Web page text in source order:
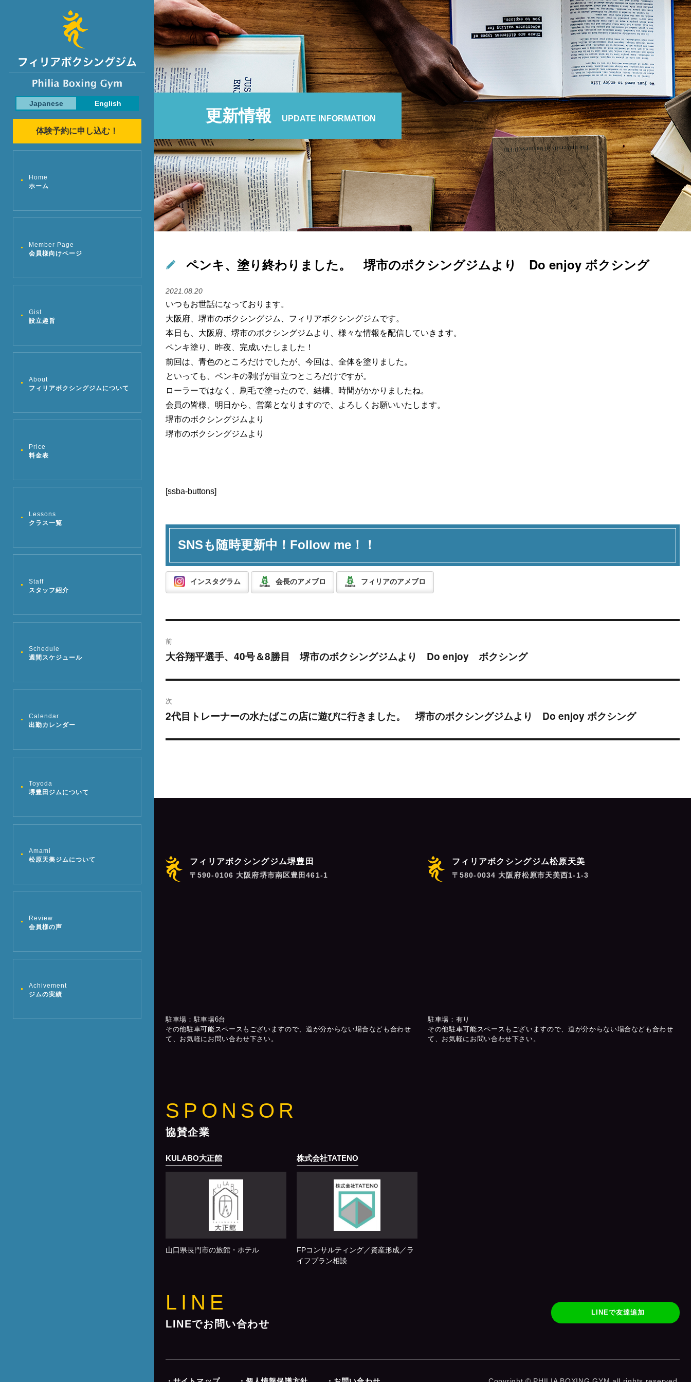
Japanese English
体験予約に申し込む！
Home
ホーム
Member Page
会員様向けページ
Gist
設立趣旨
About
フィリアボクシングジムについて
Price
料金表
Lessons
クラス一覧
Staff
スタッフ紹介
Schedule
週間スケジュール
Calendar
出勤カレンダー
Toyoda
堺豊田ジムについて
Amami
松原天美ジムについて
Review
会員様の声
Achivement
ジムの実績
更新情報 UPDATE INFORMATION
ペンキ、塗り終わりました。 堺市のボクシングジムより Do enjoy ボクシング
2021.08.20
いつもお世話になっております。
大阪府、堺市のボクシングジム、フィリアボクシングジムです。
本日も、大阪府、堺市のボクシングジムより、様々な情報を配信していきます。
ペンキ塗り、昨夜、完成いたしました！
前回は、青色のところだけでしたが、今回は、全体を塗りました。
といっても、ペンキの剥げが目立つところだけですが。
ローラーではなく、刷毛で塗ったので、結構、時間がかかりましたね。
会員の皆様、明日から、営業となりますので、よろしくお願いいたします。
堺市のボクシングジムより
堺市のボクシングジムより
[ssba-buttons]
SNSも随時更新中！Follow me！！
インスタグラム 会長のアメブロ フィリアのアメブロ
稿
ナ
ビ
ゲ
ー
ン
前
過
投
稿:
大谷翔平選手、40号＆8勝目 堺市のボクシングジムより Do enjoy ボクシング
次
次
2代目トレーナーの水たばこの店に遊びに行きました。 堺市のボクシングジムより Do enjoy ボクシング
フィリアボクシングジム堺豊田
〒590-0106 大阪府堺市南区豊田461-1
駐車場：駐車場6台
その他駐車可能スペースもございますので、道が分からない場合なども合わせ
て、お気軽にお問い合わせ下さい。
フィリアボクシングジム松原天美
〒580-0034 大阪府松原市天美西1-1-3
駐車場：有り
その他駐車可能スペースもございますので、道が分からない場合なども合わせ
て、お気軽にお問い合わせ下さい。
SPONSOR
協賛企業
KULABO大正館
山口県長門市の旅館・ホテル
株式会社TATENO
FPコンサルティング／資産形成／ラ
イフプラン相談
LINE
LINEでお問い合わせ
LINEで友達追加